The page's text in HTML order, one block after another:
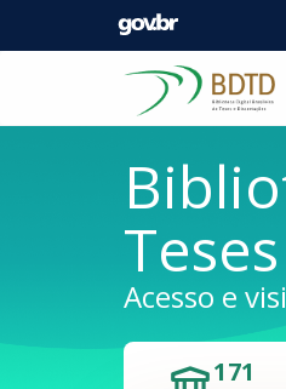
Pular para o conteúdo
Acesso e
171